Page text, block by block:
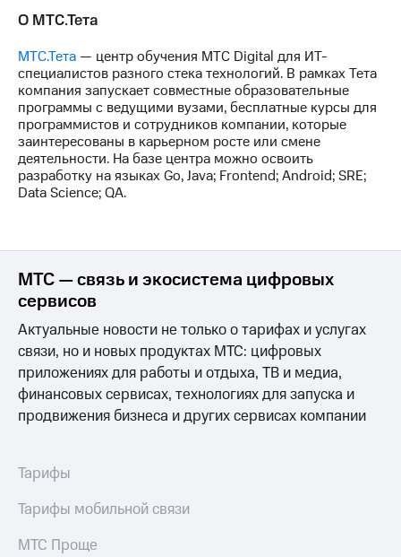
Регистратор
Контакты
развитие
деловая этика
На главную
О МТС.Тета
МТС.Тета — центр обучения МТС Digital для ИТ-
специалистов разного стека технологий. В рамках Тета
компания запускает совместные образовательные
программы с ведущими вузами, бесплатные курсы для
программистов и сотрудников компании, которые
заинтересованы в карьерном росте или смене
деятельности. На базе центра можно освоить
разработку на языках Go, Java; Frontend; Android; SRE;
Data Science; QA.
МТС — связь и экосистема цифровых
сервисов
Актуальные новости не только о тарифах и услугах
связи, но и новых продуктах МТС: цифровых
приложениях для работы и отдыха, ТВ и медиа,
финансовых сервисах, технологиях для запуска и
продвижения бизнеса и других сервисах компании
Тарифы
Тарифы мобильной связи
МТС Проще